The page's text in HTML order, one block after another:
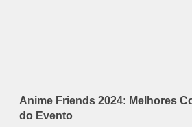
Anime Friends 2024: Melhores
do Evento